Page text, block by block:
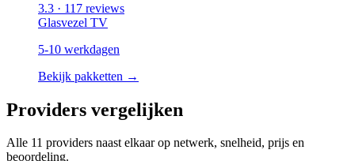
3.3 · 117 reviews
Glasvezel TV
5-10 werkdagen
Bekijk pakketten →
Providers vergelijken
Alle 11 providers naast elkaar op netwerk, snelheid, prijs en
beoordeling.